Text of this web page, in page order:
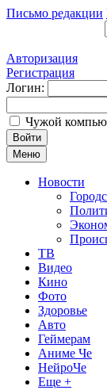
Письмо редакции
Авторизация
Регистрация
Логин:
Чужой
Войти
Меню
Новости
ТВ
Видео
Кино
Фото
Здоровье
Авто
Геймерам
Аниме Че
НейроЧе
Еще +